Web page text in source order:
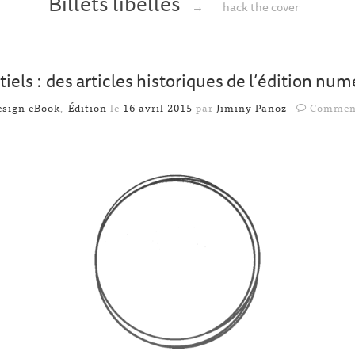
→ hack the cover
: des articles historiques de l’édition
eBook,Édition le 16 avril 2015 parJiminy Panoz